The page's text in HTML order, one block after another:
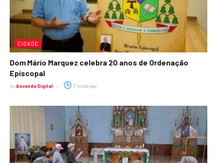
CIDADE
Dom Mário Marquez celebra 20 anos de Ordenação
Episcopal
by Ascenda Digital 7 horas ago